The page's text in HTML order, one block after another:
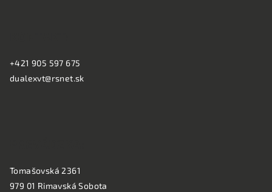
+421 905 597 675
dualexvt@rsnet.sk
Tomašovská 2361
979 01 Rimavská Sobota